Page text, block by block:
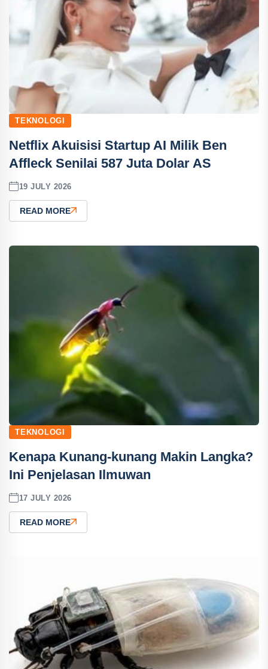
TEKNOLOGI
Netflix Akuisisi Startup AI Milik Ben
Affleck Senilai 587 Juta Dolar AS
19 JULY 2026
READ MORE
TEKNOLOGI
Kenapa Kunang-kunang Makin Langka?
Ini Penjelasan Ilmuwan
17 JULY 2026
READ MORE